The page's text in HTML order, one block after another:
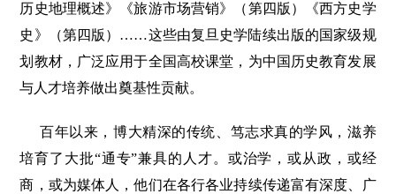
历史地理概述》《旅游市场营销》（第四版）《西方史学
史》（第四版）……这些由复旦史学陆续出版的国家级规
划教材，广泛应用于全国高校课堂，为中国历史教育发展
与人才培养做出奠基性贡献。
百年以来，博大精深的传统、笃志求真的学风，滋养
培育了大批“通专”兼具的人才。或治学，或从政，或经
商，或为媒体人，他们在各行各业持续传递富有深度、广